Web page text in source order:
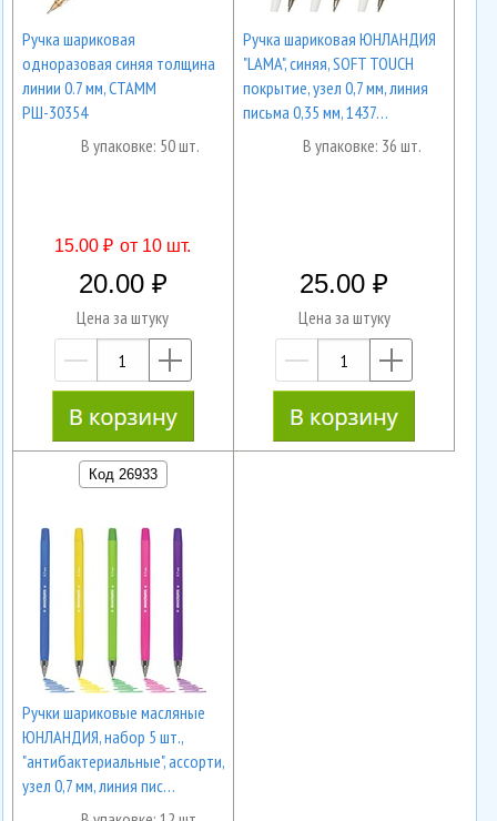
Ручка шариковая
одноразовая синяя толщина
линии 0.7 мм, СТАММ
РШ-30354
В упаковке: 50 шт.
15.00 ₽ от 10 шт.
20.00
Цена за штуку
—
Ручка шариковая ЮНЛАНДИЯ
"LAMA", синяя, SOFT TOUCH
покрытие, узел 0,7 мм, линия
письма 0,35 мм, 1437…
В упаковке: 36 шт.
25.00
Цена за штуку
—
Код 26933
Ручки шариковые масляные
ЮНЛАНДИЯ, набор 5 шт.,
"антибактериальные", ассорти,
узел 0,7 мм, линия пис…